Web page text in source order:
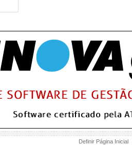
Definir Página Inicial